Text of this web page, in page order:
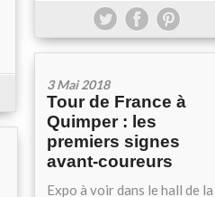
3 Mai 2018
Tour de France à
Quimper : les
premiers signes
avant-coureurs
Expo à voir dans le hall de la